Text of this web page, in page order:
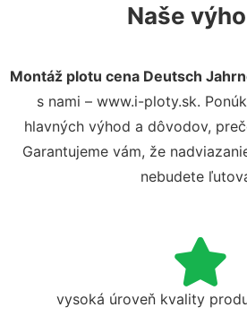
Naše
Montáž plotu cena Deutsch
s nami – www.i-ploty.sk.
hlavných výhod a dôvodov,
Garantujeme vám, že
nebudete
vysoká úroveň kvality